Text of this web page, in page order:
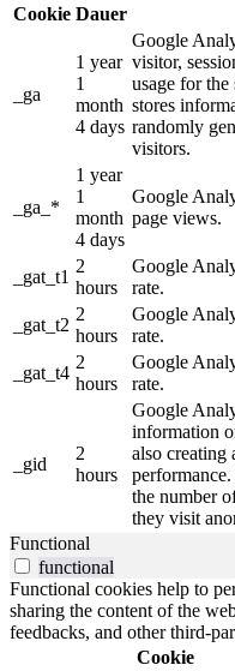
Cookie Dauer
_ga
1 year
1
month
4 days
Google
visitor,
usage for
stores
randomly
visitors.
_ga_*
1 year
1
month
4 days
Google
page views.
_gat_t1
2
hours
Google
rate.
_gat_t2
2
hours
Google
rate.
_gat_t4
2
hours
Google
rate.
_gid
2
hours
Google
information
also creating
the number
they visit
Functional
functional
Functional cookies help to
sharing the content of the
feedbacks, and other third-
Cookie